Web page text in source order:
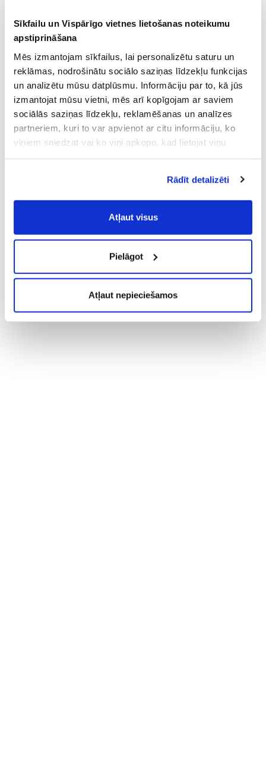
Sīkfailu un Vispārīgo vietnes lietošanas noteikumu
apstiprināšana
Mēs izmantojam sīkfailus, lai personalizētu saturu un
reklāmas, nodrošinātu sociālo saziņas līdzekļu funkcijas
un analizētu mūsu datplūsmu. Informāciju par to, kā jūs
izmantojat mūsu vietni, mēs arī kopīgojam ar saviem
sociālās saziņas līdzekļu, reklamēšanas un analīzes
partneriem, kuri to var apvienot ar citu informāciju, ko
viņiem sniedzat vai ko viņi apkopo, kad lietojat viņu
Vispārīgiem vietnes lietošanas
noteikumiem(saīsināti - VVLN).
Rādīt detalizēti
Atļaut visus
Pielāgot
Atļaut nepieciešamos